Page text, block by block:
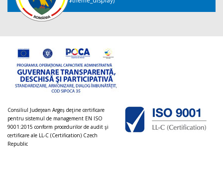
Consiliul Judeţean Argeș deţine certificare
pentru sistemul de management EN ISO
9001:2015 conform procedurilor de audit şi
certificare ale LL-C (Certification) Czech
Republic